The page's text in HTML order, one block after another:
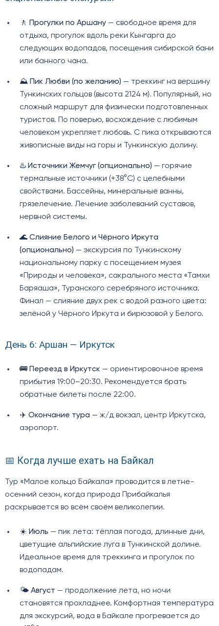
🚶 Прогулки по Аршану— свободное время для
отдыха, прогулок вдоль реки Кынгарга до
следующих водопадов, посещения сибирской бани
или банного чана.
⛰️ Пик Любви (по желанию) — треккинг на вершину
Тункинских гольцов (высота 2124 м). Популярный, но
сложный маршрут для физически подготовленных
туристов. По поверью, восхождение с любимым
человеком укрепляет любовь. С пика открываются
живописные виды на горы и Тункинскую долину.
♨️ Источники Жемчуг (опционально) — горячие
термальные источники (+38°C) с целебными
свойствами. Бассейны, минеральные ванны,
грязелечение. Лечение заболеваний суставов,
нервной системы.
🌊 Слияние Белого и Чёрного Иркута
(опционально) — экскурсия по Тункинскому
национальному парку с посещением музея
«Природы и человека», сакрального места «Тамхи
Баряаша», Туранского серебряного источника.
Финал — слияние двух рек с водой разного цвета:
зелёной у Чёрного Иркута и бирюзовой у Белого.
День 6: Аршан — Иркутск
🚌 Переезд в Иркутск— ориентировочное время
прибытия 19:00–20:30. Рекомендуется брать
обратные билеты после 22:00.
✈️ Окончание тура — ж/д вокзал, центр Иркутска,
аэропорт.
📅 Когда лучше ехать на Байкал
Тур «Малое кольцо Байкала» проводится в летне-
осенний сезон, когда природа Прибайкалья
раскрывается во всём своём великолепии.
☀️ Июль — пик лета: тёплая погода, длинные дни,
цветущие альпийские луга в Тункинской долине.
Идеальное время для треккинга и прогулок по
водопадам.
🌤️ Август — продолжение лета, но ночи
становятся прохладнее. Комфортная температура
для экскурсий, вода в Байкале прогревается до